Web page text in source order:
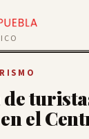
el